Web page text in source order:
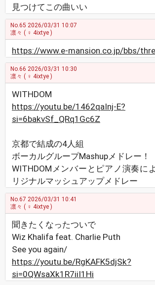
見つけてこの曲いい
No.65 2026/03/31 10:07
凛々 ( ♀ 4ixtye )
https://www.e-mansion.co.jp/bbs/
No.66 2026/03/31 10:30
凛々 ( ♀ 4ixtye )
WITHDOM
https://youtu.be/1462qaInj-E?
si=6bakvSf_QRq1Gc6Z
京都で結成の4人組
ボーカルグループMashupメドレー！
WITHDOMメンバーとピアノ演奏に
リジナルマッシュアップメドレー
No.67 2026/03/31 10:41
凛々 ( ♀ 4ixtye )
聞きたくなったついで
Wiz Khalifa feat. Charlie Puth
See you again/
https://youtu.be/RgKAFK5djSk?
si=0QWsaXk1R7iiI1Hi